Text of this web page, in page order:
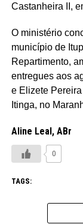
Castanheira II,
O ministério
município de
Repartimento,
entregues aos
e Elizete
Itinga, no
Aline Leal, ABr
0
TAGS: